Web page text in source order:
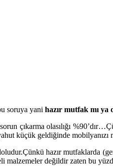
soruya yani hazır mutfak mı ya
çıkarma olasılığı
küçük geldiğinde
hazır mutfaklarda
değildir zaten bu